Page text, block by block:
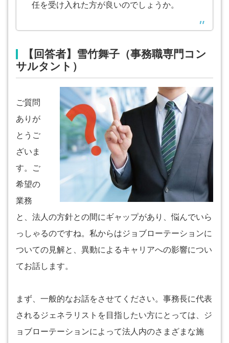
任を受け入れた方が良いのでしょうか。
【回答者】雪竹舞子（事務職専門コン
サルタント）
ご質問
ありが
とうご
ざいま
す。ご
希望の
業務
と、法人の方針との間にギャップがあり、悩んでいら
っしゃるのですね。私からはジョブローテーションに
ついての見解と、異動によるキャリアへの影響につい
てお話します。
まず、一般的なお話をさせてください。事務長に代表
されるジェネラリストを目指したい方にとっては、ジ
ョブローテーションによって法人内のさまざまな施